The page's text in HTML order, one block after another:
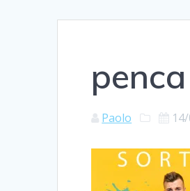
penca
Paolo